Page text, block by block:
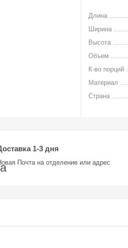
Длина
Ширина
Высота
Объем
К-во порций
Материал
Страна
1-3 дня
Почта на отделение или адрес